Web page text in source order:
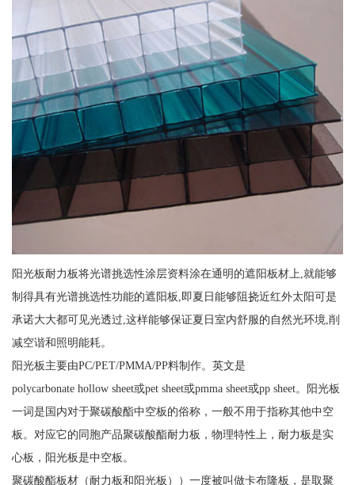
阳光板耐力板将光谱挑选性涂层资料涂在通明的遮阳板材上,就能够
制得具有光谱挑选性功能的遮阳板,即夏日能够阻挠近红外太阳可是
承诺大大都可见光透过,这样能够保证夏日室内舒服的自然光环境,削
减空谐和照明能耗。
阳光板主要由PC/PET/PMMA/PP料制作。英文是
polycarbonate hollow sheet或pet sheet或pmma sheet或pp sheet。阳光板
一词是国内对于聚碳酸酯中空板的俗称，一般不用于指称其他中空
板。对应它的同胞产品聚碳酸酯耐力板，物理特性上，耐力板是实
心板，阳光板是中空板。
聚碳酸酯板材（耐力板和阳光板））一度被叫做卡布隆板，是取聚